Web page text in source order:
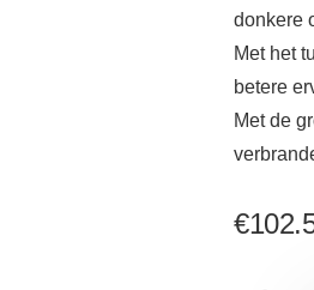
donkere
Met het
betere
Met de
€